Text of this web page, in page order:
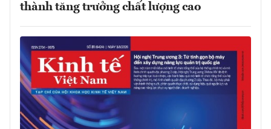
thành tăng trưởng chất lượng cao